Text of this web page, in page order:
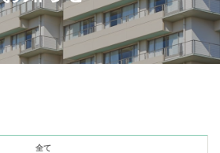
全て